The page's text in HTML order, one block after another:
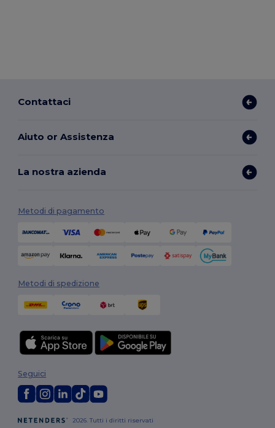
Contattaci
Aiuto or Assistenza
La nostra azienda
Metodi di pagamento
Metodi di spedizione
2026. Tutti i diritti riservati
Seguici